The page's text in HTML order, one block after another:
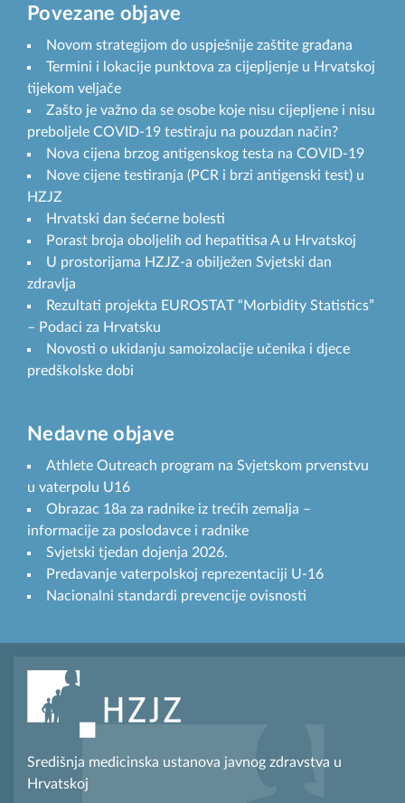
Povezane objave
Novom strategijom do uspješnije zaštite građana
Termini i lokacije punktova za cijepljenje u Hrvatskoj
tijekom veljače
Zašto je važno da se osobe koje nisu cijepljene i nisu
preboljele COVID-19 testiraju na pouzdan način?
Nova cijena brzog antigenskog testa na COVID-19
Nove cijene testiranja (PCR i brzi antigenski test) u
HZJZ
Hrvatski dan šećerne bolesti
Porast broja oboljelih od hepatitisa A u Hrvatskoj
U prostorijama HZJZ-a obilježen Svjetski dan
zdravlja
Rezultati projekta EUROSTAT “Morbidity Statistics”
– Podaci za Hrvatsku
Novosti o ukidanju samoizolacije učenika i djece
predškolske dobi
Nedavne objave
Athlete Outreach program na Svjetskom prvenstvu
u vaterpolu U16
Obrazac 18a za radnike iz trećih zemalja –
informacije za poslodavce i radnike
Svjetski tjedan dojenja 2026.
Predavanje vaterpolskoj reprezentaciji U-16
Nacionalni standardi prevencije ovisnosti
Središnja medicinska ustanova javnog zdravstva u
Hrvatskoj